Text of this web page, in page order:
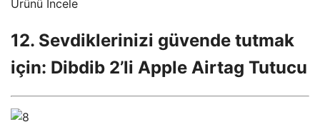
Ürünü İncele
12. Sevdiklerinizi güvende tutmak
için: Dibdib 2’li Apple Airtag Tutucu